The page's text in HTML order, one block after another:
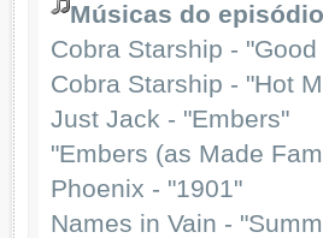
Músicas do
Cobra Starship -
Cobra Starship - "Hot
Just Jack - "Embers"
"Embers (as Made
Phoenix - "1901"
Names in Vain -